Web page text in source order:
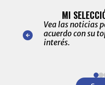
nuestro
para
MI
Vea las noticias
acuerdo con su
interés.